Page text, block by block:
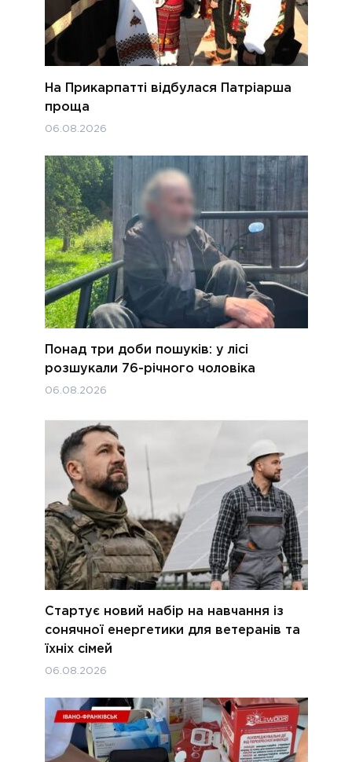
На Прикарпатті відбулася Патріарша
проща
06.08.2026
Понад три доби пошуків: у лісі
розшукали 76-річного чоловіка
06.08.2026
Стартує новий набір на навчання із
сонячної енергетики для ветеранів та
їхніх сімей
06.08.2026